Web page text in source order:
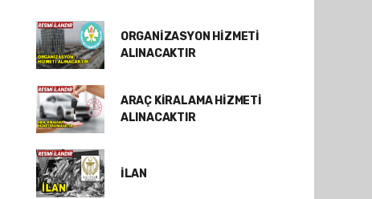
ORGANİZASYON HİZMETİ
ALINACAKTIR
ARAÇ KİRALAMA HİZMETİ
ALINACAKTIR
İLAN